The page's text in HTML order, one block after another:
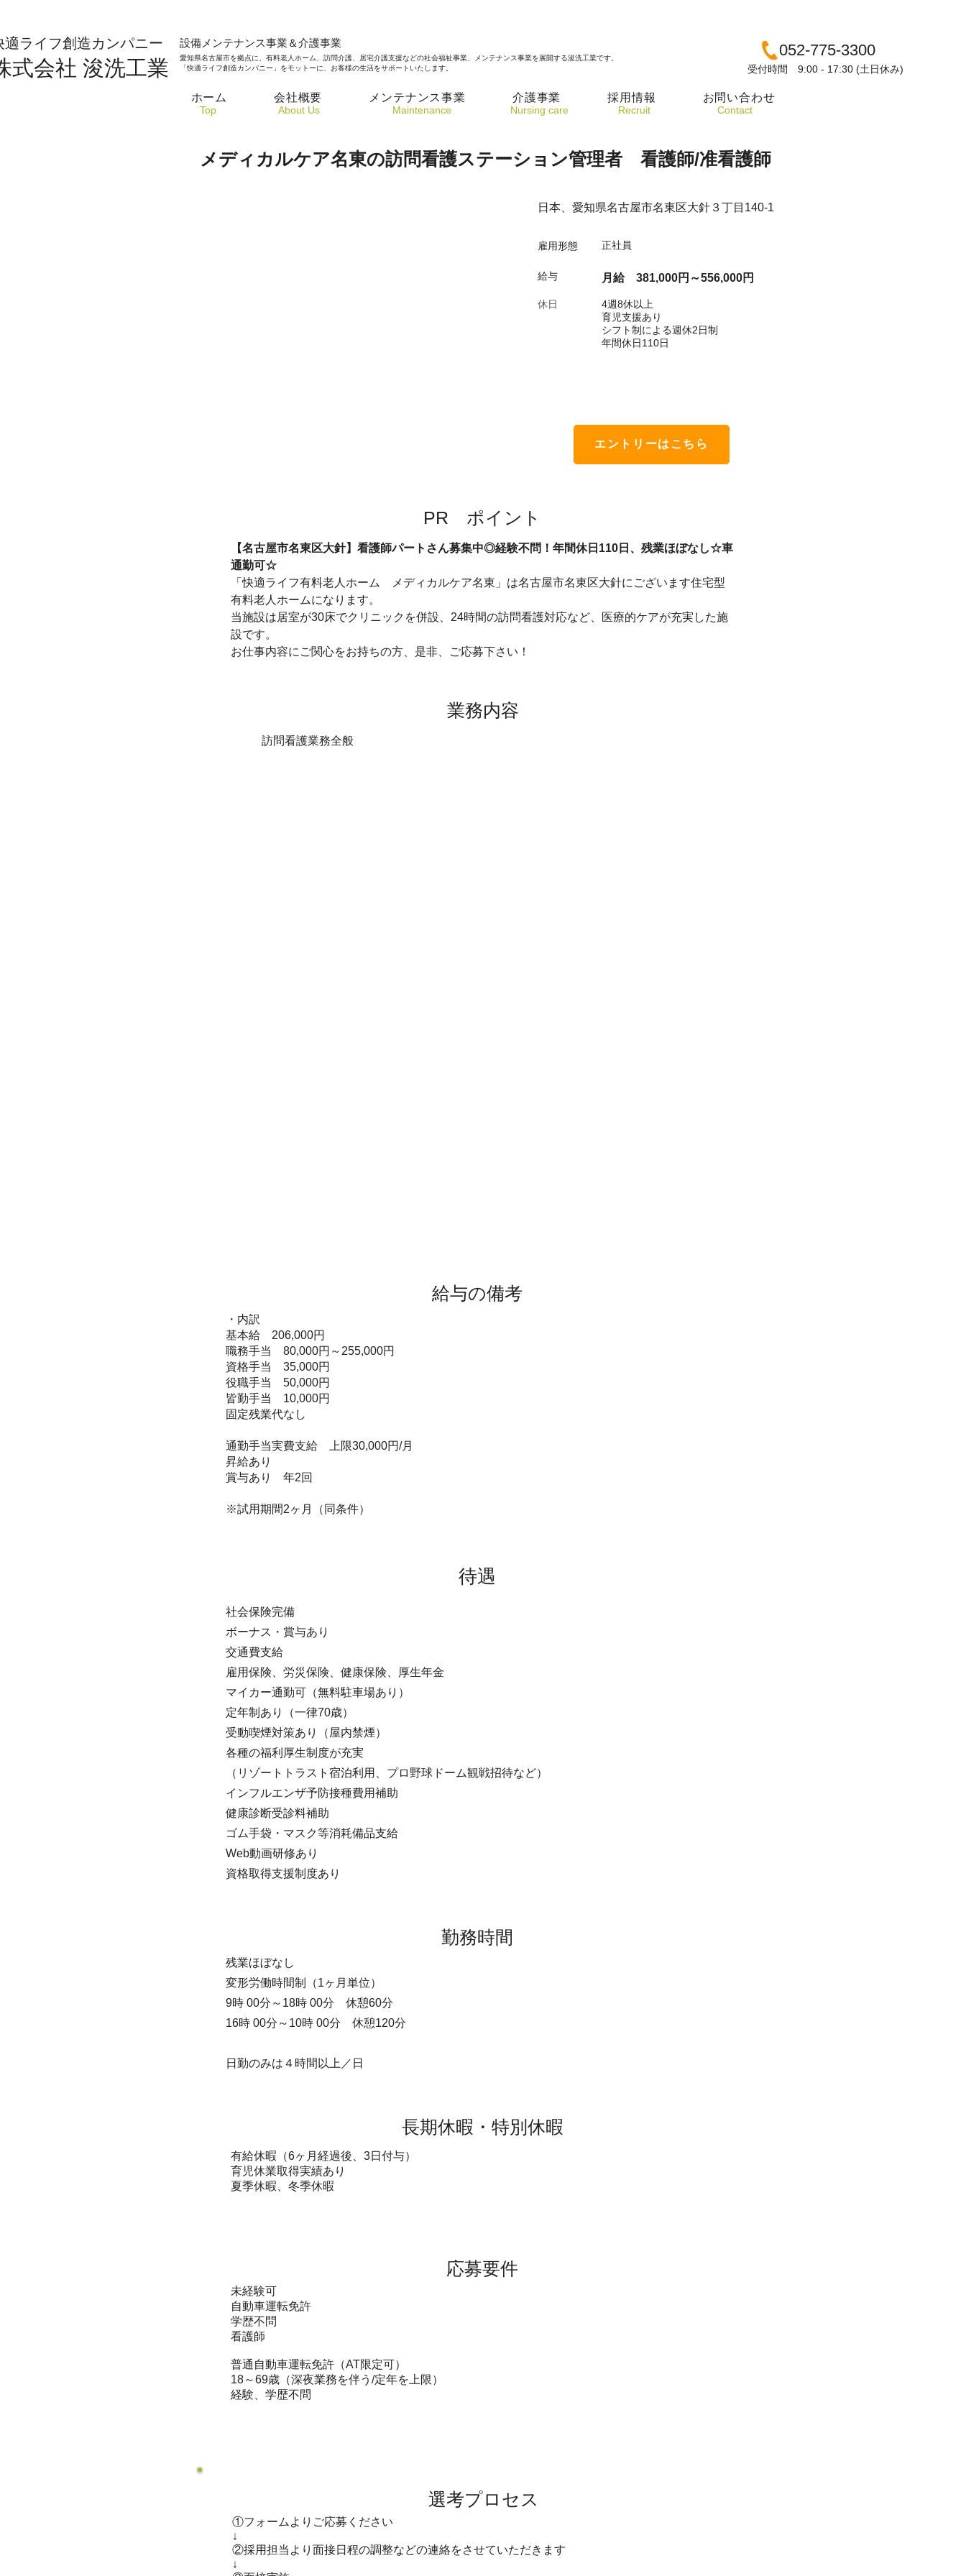
適ライフ創造カンパニー
式会社 浚洗工業
愛知県名古屋市を拠点に、有料老人ホーム、訪問介護、居宅介護支援などの社会福祉事業、メンテナンス事業を展開する浚洗工業です。
「快適ライフ創造カンパニー」をモットーに、お客様の生活をサポートいたします。
設備メンテナンス事業＆介護事業 052-775-3300
受付時間 9:00 - 17:30 (土日休み)
ホーム 会社概要 メンテナンス事業 介護事業 採用情報 お問い合わせ
​Top ​About Us ​Maintenance Nursing care ​Recruit ​Contact
メディカルケア名東の訪問看護ステーション管理者 看護師/准看護師
日本、愛知県名古屋市名東区大針３丁目140-1
​雇用形態 正社員
​給与 月給 381,000円～556,000円
​休日
4週8休以上
育児支援あり
シフト制による週休2日制
年間休日110日
エントリーはこちら
​PR ポイント
【名古屋市名東区大針】看護師パートさん募集中◎経験不問！年間休日110日、残業ほぼなし☆車
通勤可☆
「快適ライフ有料老人ホーム　メディカルケア名東」は名古屋市名東区大針にございます住宅型
有料老人ホームになります。
当施設は居室が30床でクリニックを併設、24時間の訪問看護対応など、医療的ケアが充実した施
設です。
お仕事内容にご関心をお持ちの方、是非、ご応募下さい！
​業務内容
訪問看護業務全般
給与の備考
・内訳
基本給 206,000円
職務手当 80,000円～255,000円
資格手当 35,000円
役職手当 50,000円
皆勤手当 10,000円
固定残業代なし
通勤手当実費支給 上限30,000円/月
昇給あり
賞与あり 年2回
※試用期間2ヶ月（同条件）
待遇
社会保険完備
ボーナス・賞与あり
交通費支給
雇用保険、労災保険、健康保険、厚生年金
マイカー通勤可（無料駐車場あり）
定年制あり（一律70歳）
受動喫煙対策あり（屋内禁煙）
各種の福利厚生制度が充実
（リゾートトラスト宿泊利用、プロ野球ドーム観戦招待など）
インフルエンザ予防接種費用補助
健康診断受診料補助
ゴム手袋・マスク等消耗備品支給
Web動画研修あり
資格取得支援制度あり
勤務時間
残業ほぼなし
変形労働時間制（1ヶ月単位）
9時 00分～18時 00分 休憩60分
16時 00分～10時 00分 休憩120分
日勤のみは４時間以上／日
長期休暇・特別休暇
有給休暇（6ヶ月経過後、3日付与）
育児休業取得実績あり
夏季休暇、冬季休暇
​応募要件
未経験可
自動車運転免許
学歴不問
看護師
普通自動車運転免許（AT限定可）
18～69歳（深夜業務を伴う/定年を上限）
経験、学歴不問
選考プロセス
①フォームよりご応募ください
↓
②採用担当より面接日程の調整などの連絡をさせていただきます
↓